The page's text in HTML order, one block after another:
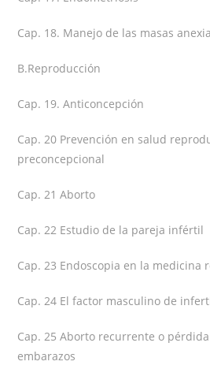
Cap. 18. Manejo de las masas
B.Reproducción
Cap. 19. Anticoncepción
Cap. 20 Prevención en salud
preconcepcional
Cap. 21 Aborto
Cap. 22 Estudio de la pareja infértil
Cap. 23 Endoscopia en la medicina
Cap. 24 El factor masculino de
Cap. 25 Aborto recurrente o
embarazos